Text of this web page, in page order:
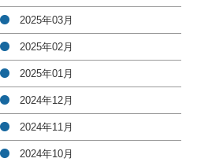
2025年03月
2025年02月
2025年01月
2024年12月
2024年11月
2024年10月